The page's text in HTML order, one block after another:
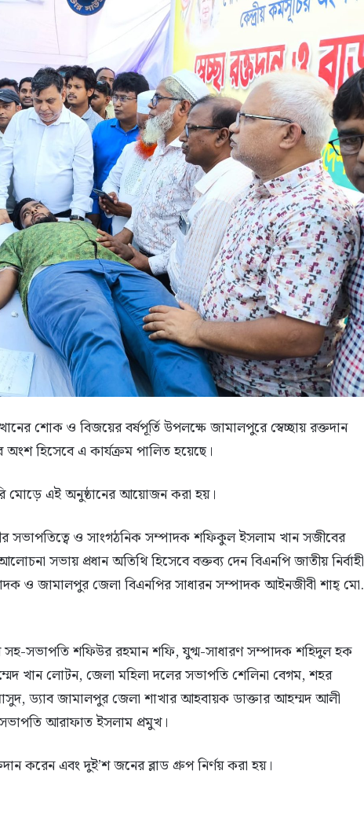
শোক ও বিজয়ের বর্ষপূর্তি উপলক্ষে জামালপুরে স্বেচ্ছায় রক্তদান
অংশ হিসেবে এ কার্যক্রম পালিত হয়েছে।
মোড়ে এই অনুষ্ঠানের আয়োজন করা হয়।
ও সাংগঠনিক সম্পাদক শফিকুল ইসলাম খান সজীবের
সভায় প্রধান অতিথি হিসেবে বক্তব্য দেন বিএনপি জাতীয় নির্বাহী
ও জামালপুর জেলা বিএনপির সাধারন সম্পাদক আইনজীবী শাহ্ মো.
সহ-সভাপতি শফিউর রহমান শফি, যুগ্ম-সাধারণ সম্পাদক শহিদুল হক
খান লোটন, জেলা মহিলা দলের সভাপতি শেলিনা বেগম, শহর
ড্যাব জামালপুর জেলা শাখার আহবায়ক ডাক্তার আহম্মদ আলী
আরাফাত ইসলাম প্রমুখ।
করেন এবং দুই’শ জনের ব্লাড গ্রুপ নির্ণয় করা হয়।